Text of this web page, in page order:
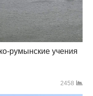
румынские учения
2458